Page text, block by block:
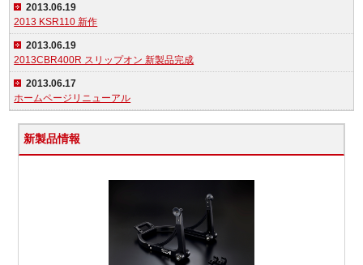
2013.06.19
2013 KSR110 新作
2013.06.19
2013CBR400R スリップオン 新製品完成
2013.06.17
ホームページリニューアル
新製品情報